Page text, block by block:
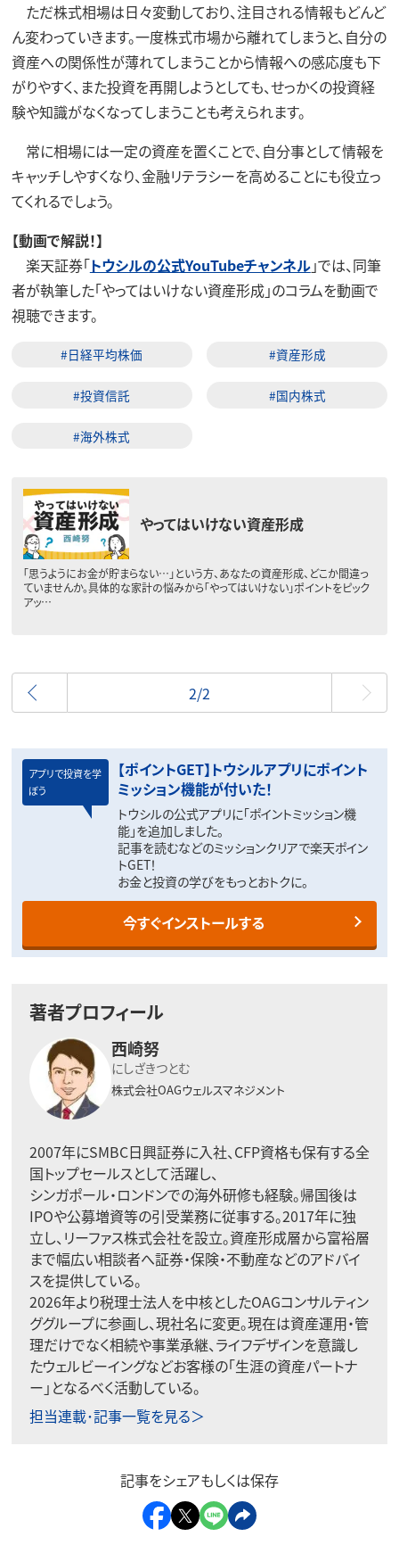
ただ株式相場は日々変動しており、注目される情報もどんど
ん変わっていきます。一度株式市場から離れてしまうと、自分の
資産への関係性が薄れてしまうことから情報への感応度も下
がりやすく、また投資を再開しようとしても、せっかくの投資経
験や知識がなくなってしまうことも考えられます。
常に相場には一定の資産を置くことで、自分事として情報を
キャッチしやすくなり、金融リテラシーを高めることにも役立っ
てくれるでしょう。
【動画で解説！】
楽天証券「トウシルの公式YouTubeチャンネル」では、同筆
者が執筆した「やってはいけない資産形成」のコラムを動画で
視聴できます。
#日経平均株価 #資産形成
#投資信託 #国内株式
#海外株式
やってはいけない資産形成
「思うようにお金が貯まらない…」という方、あなたの資産形成、どこか間違っ
ていませんか。具体的な家計の悩みから「やってはいけない」ポイントをピック
アッ…
前へ
2/2
アプリで投資を学
ぼう
【ポイントGET】トウシルアプリにポイント
ミッション機能が付いた！
トウシルの公式アプリに「ポイントミッション機
能」を追加しました。
記事を読むなどのミッションクリアで楽天ポイン
トGET！
お金と投資の学びをもっとおトクに。
今すぐインストールする
著者プロフィール
西崎努
にしざきつとむ
株式会社OAGウェルスマネジメント
2007年にSMBC日興証券に入社、CFP資格も保有する全
国トップセールスとして活躍し、
シンガポール・ロンドンでの海外研修も経験。帰国後は
IPOや公募増資等の引受業務に従事する。2017年に独
立し、リーファス株式会社を設立。資産形成層から富裕層
まで幅広い相談者へ証券・保険・不動産などのアドバイ
スを提供している。
2026年より税理士法人を中核としたOAGコンサルティン
ググループに参画し、現社名に変更。現在は資産運用・管
理だけでなく相続や事業承継、ライフデザインを意識し
たウェルビーイングなどお客様の「生涯の資産パートナ
ー」となるべく活動している。
担当連載･記事一覧を見る＞
記事をシェアもしくは保存